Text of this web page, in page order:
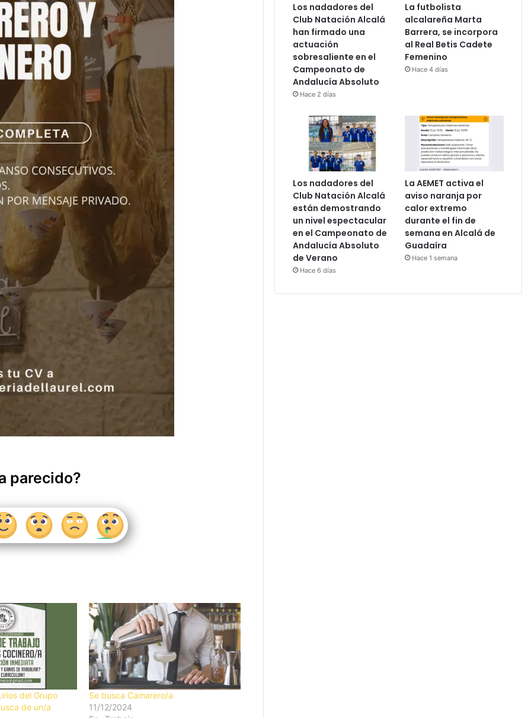
parecido?
del Grupo
de un/a
Se busca Camarero/a
11/12/2024
Los nadadores del
Club Natación Alcalá
han firmado una
actuación
sobresaliente en el
Campeonato de
Andalucía Absoluto
Hace 2 días
La futbolista
alcalareña Marta
Barrera, se incorpora
al Real Betis Cadete
Femenino
Hace 4 días
Los nadadores del
Club Natación Alcalá
están demostrando
un nivel espectacular
en el Campeonato de
Andalucía Absoluto
de Verano
Hace 6 días
La AEMET activa el
aviso naranja por
calor extremo
durante el fin de
semana en Alcalá de
Guadaíra
Hace 1 semana